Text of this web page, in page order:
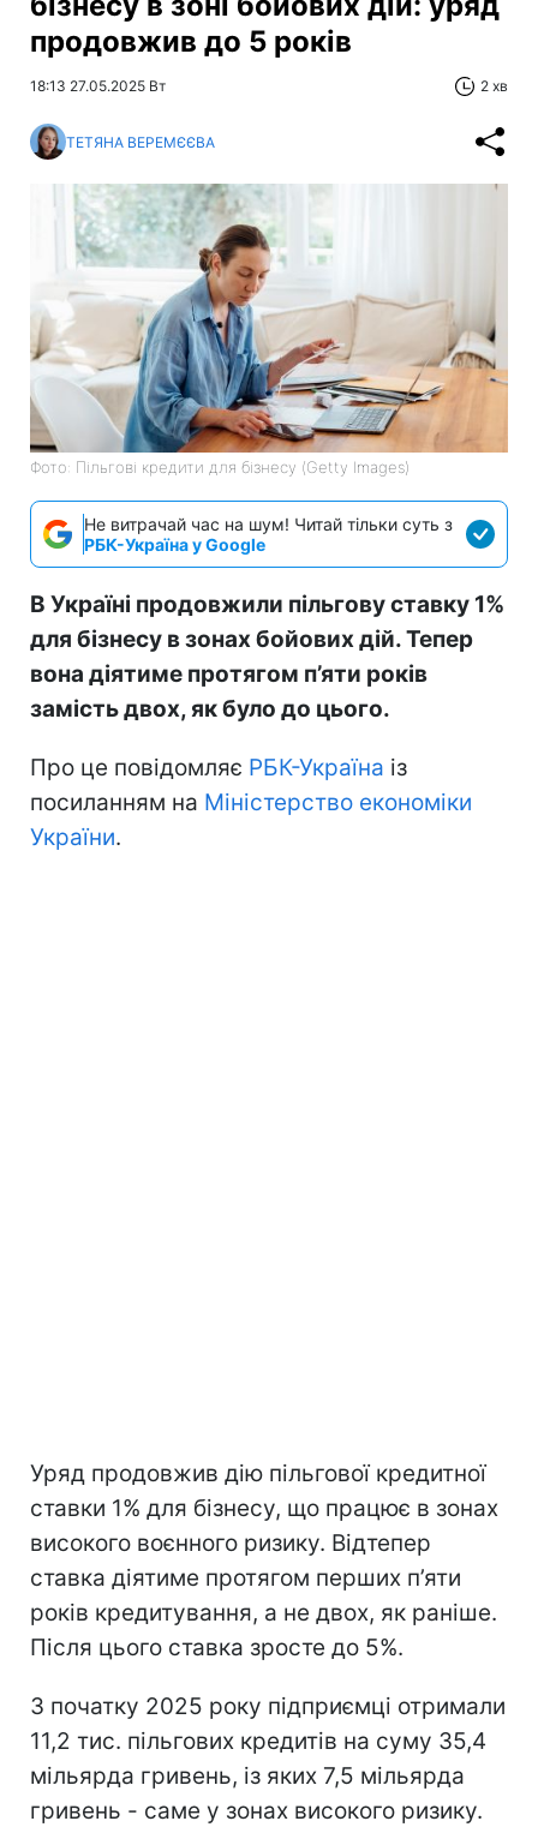
продовжив до 5 років
18:13 27.05.2025 Вт 2 хв
ТЕТЯНА ВЕРЕМЄЄВА
Фото: Пільгові кредити для бізнесу (Getty Images)
Не витрачай час на шум! Читай тільки суть з
РБК-Україна у Google
В Україні продовжили пільгову ставку 1%
для бізнесу в зонах бойових дій. Тепер
вона діятиме протягом п’яти років
замість двох, як було до цього.
Про це повідомляє РБК-Україна із
посиланням на Міністерство економіки
України.
Уряд продовжив дію пільгової кредитної
ставки 1% для бізнесу, що працює в зонах
високого воєнного ризику. Відтепер
ставка діятиме протягом перших п’яти
років кредитування, а не двох, як раніше.
Після цього ставка зросте до 5%.
З початку 2025 року підприємці отримали
11,2 тис. пільгових кредитів на суму 35,4
мільярда гривень, із яких 7,5 мільярда
гривень - саме у зонах високого ризику.